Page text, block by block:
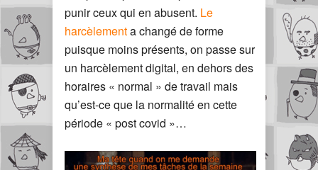
punir ceux qui en abusent. Le
harcèlementa changé de forme
puisque moins présents, on passe sur
un harcèlement digital, en dehors des
horaires « normal » de travail mais
qu’est-ce que la normalité en cette
période « post covid »…